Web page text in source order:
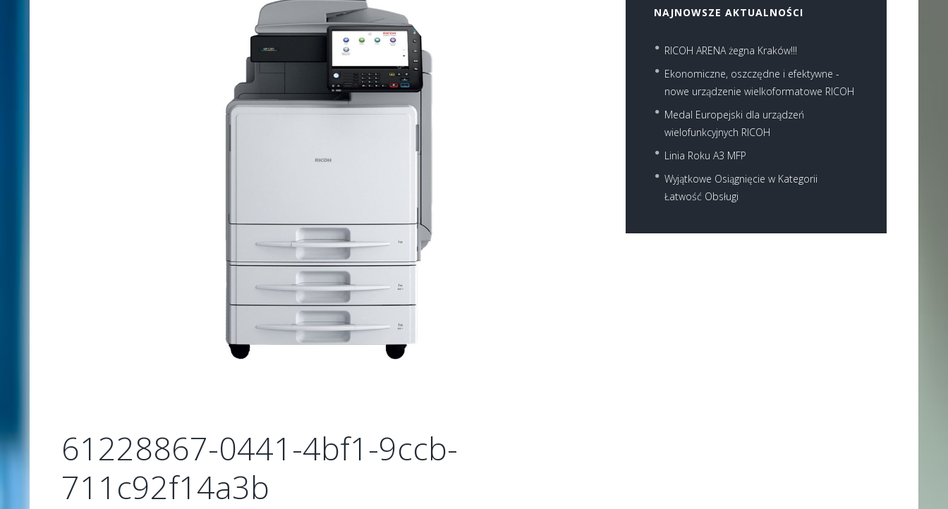
Next item
mp5054
61228867-0441-4bf1-9ccb-
711c92f14a3b
NAJNOWSZE AKTUALNOŚCI
RICOH ARENA żegna Kraków!!!
Ekonomiczne, oszczędne i efektywne -
nowe urządzenie wielkoformatowe RICOH
Medal Europejski dla urządzeń
wielofunkcyjnych RICOH
Linia Roku A3 MFP
Wyjątkowe Osiągnięcie w Kategorii
Łatwość Obsługi